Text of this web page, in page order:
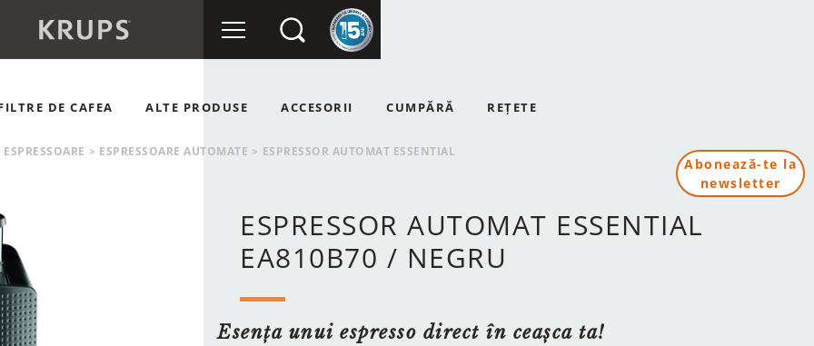
DE CAFEA ALTE PRODUSE ACCESORII CUMPĂRĂ REȚETE
ESPRESSOARE > ESPRESSOARE AUTOMATE > ESPRESSOR AUTOMAT ESSENTIAL
ESPRESSOR AUTOMAT ESSENTIAL
EA810B70 / NEGRU
Esența unui espresso direct în ceașca ta!
Abonează-te la
newsletter